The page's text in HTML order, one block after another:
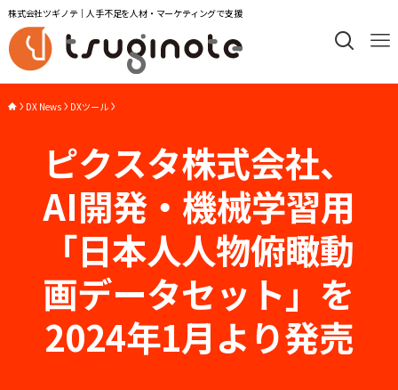
株式会社ツギノテ｜人手不足を人材・マーケティングで支援
DX News DXツール
ピクスタ株式会社、
AI開発・機械学習用
「日本人人物俯瞰動
画データセット」を
2024年1月より発売